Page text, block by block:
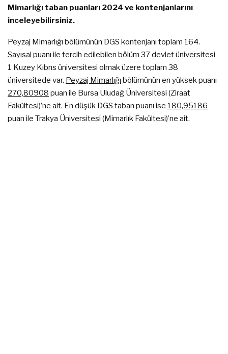
Mimarlığı taban puanları 2024 ve kontenjanlarını
inceleyebilirsiniz.
Peyzaj Mimarlığı bölümünün DGS kontenjanı toplam 164.
Sayısal puanı ile tercih edilebilen bölüm 37 devlet üniversitesi
1 Kuzey Kıbrıs üniversitesi olmak üzere toplam 38
üniversitede var. Peyzaj Mimarlığı bölümünün en yüksek puanı
270,80908 puan ile Bursa Uludağ Üniversitesi (Ziraat
Fakültesi)’ne ait. En düşük DGS taban puanı ise 180,95186
puan ile Trakya Üniversitesi (Mimarlık Fakültesi)’ne ait.